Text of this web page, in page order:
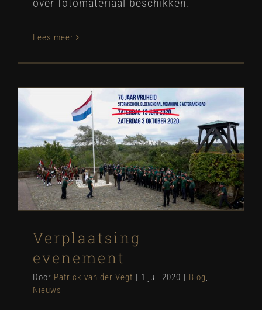
Lees meer
Verplaatsing evenement
Blog Nieuws
Verplaatsing
evenement
Door Patrick van der Vegt | 1 juli 2020 | Blog
Nieuws